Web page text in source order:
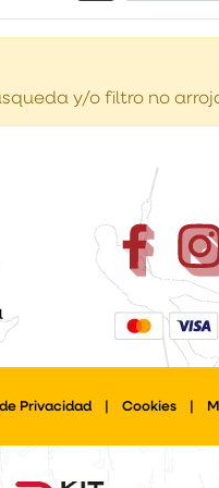
Filtrar
y/o filtro no
Privacidad Cookies